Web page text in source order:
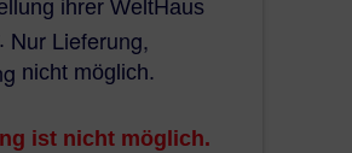
ihrer WeltHaus
Nur Lieferung,
nicht möglich.
ist nicht möglich.